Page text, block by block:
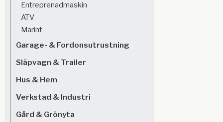
Entreprenadmaskin
ATV
Marint
Garage- & Fordonsutrustning
Släpvagn & Trailer
Hus & Hem
Verkstad & Industri
Gård & Grönyta